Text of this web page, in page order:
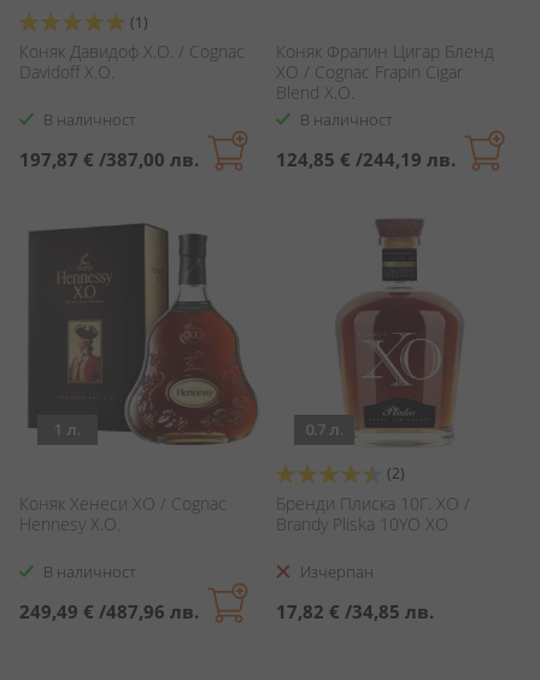
Оценка:
100%
(1)
Коняк Давидоф X.O. / Cognac
Davidoff X.O.
В наличност
197,87 € /387,00 лв.
Коняк Фрапин Цигар Бленд
ХО / Cognac Frapin Cigar
Blend X.O.
В наличност
124,85 € /244,19 лв.
1 л.
Коняк Хенеси ХО / Cognac
Hennesy X.O.
В наличност
249,49 € /487,96 лв.
0.7 л.
Оценка:
90%
(2)
Бренди Плиска 10Г. ХО /
Brandy Pliska 10YO XO
Изчерпан
17,82 € /34,85 лв.